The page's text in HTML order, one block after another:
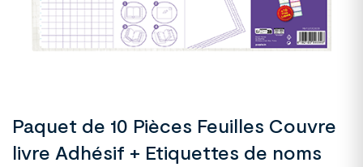
Paquet de 10 Pièces Feuilles Couvre
livre Adhésif + Etiquettes de noms